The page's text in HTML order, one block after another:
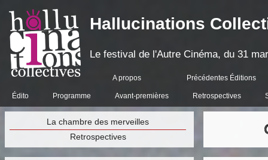
Hallucinations
Le festival de l'Autre Cinéma, du 31
A propos Précédentes Éditions
Édito Programme Avant-premières Retrospectives
La chambre des merveilles
Retrospectives